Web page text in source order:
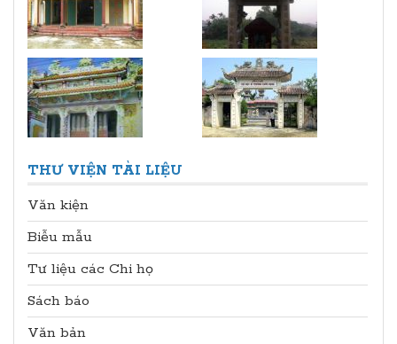
THƯ VIỆN TÀI LIỆU
Văn kiện
Biễu mẫu
Tư liệu các Chi họ
Sách báo
Văn bản